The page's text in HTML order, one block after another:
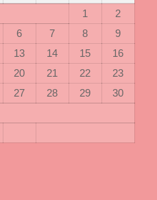
1
2
6 7 8
9
13 14 15
16
20 21 22
23
27 28 29
30